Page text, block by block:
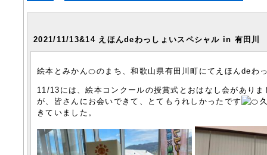
2021/11/13&14 えほんdeわっしょいスペシャル in 有田川
絵本とみかん🍊のまち、和歌山県有田川町にてえほんdeわ
11/13には、絵本コンクールの授賞式とおはなし会があり
が、皆さんにお会いできて、とてもうれしかったです
きていました。